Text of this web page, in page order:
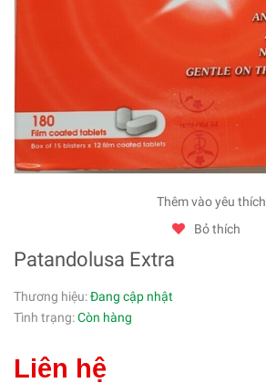
Thêm vào yêu thích
Bỏ thích
Patandolusa Extra
Thương hiệu:Đang cập nhật
Tình trạng:Còn hàng
Liên hệ